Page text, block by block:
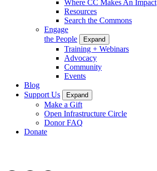
Where CC Makes An Impact
Resources
Search the Commons
Engage
the People
Expand
Training + Webinars
Advocacy
Community
Events
Blog
Support Us
Expand
Make a Gift
Open Infrastructure Circle
Donor FAQ
Donate